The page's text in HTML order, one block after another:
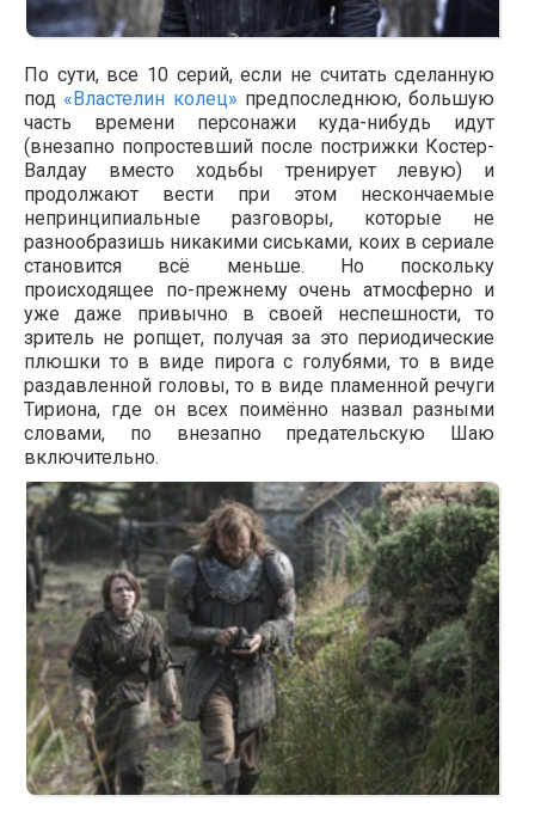
По сути, все 10 серий, если не считать сделанную
под «Властелин колец» предпоследнюю, большую
часть времени персонажи куда-нибудь идут
(внезапно попростевший после пострижки Костер-
Валдау вместо ходьбы тренирует левую) и
продолжают вести при этом нескончаемые
непринципиальные разговоры, которые не
разнообразишь никакими сиськами, коих в сериале
становится всё меньше. Но поскольку
происходящее по-прежнему очень атмосферно и
уже даже привычно в своей неспешности, то
зритель не ропщет, получая за это периодические
плюшки то в виде пирога с голубями, то в виде
раздавленной головы, то в виде пламенной речуги
Тириона, где он всех поимённо назвал разными
словами, по внезапно предательскую Шаю
включительно.